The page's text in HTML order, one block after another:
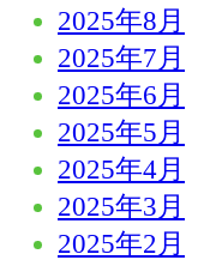
2025年8月
2025年7月
2025年6月
2025年5月
2025年4月
2025年3月
2025年2月